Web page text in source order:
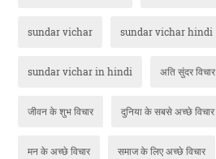
sundar vichar sundar vichar hindi
sundar vichar in hindi अति सुंदर विचार
जीवन के शुभ विचार दुनिया के सबसे अच्छे विचार
मन के अच्छे विचार समाज के लिए अच्छे विचार